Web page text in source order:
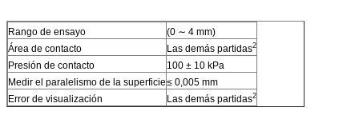
Rango de ensayo
(0 ∼ 4 mm)
Área de contacto
Las demás partidas2
Presión de contacto
100 ± 10 kPa
Medir el paralelismo de la superficie≤ 0,005 mm
Error de visualización
Las demás partidas2